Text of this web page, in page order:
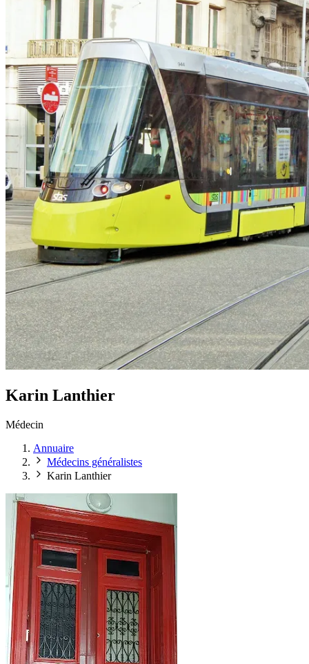
Karin Lanthier
Médecin
Annuaire
Médecins généralistes
Karin Lanthier